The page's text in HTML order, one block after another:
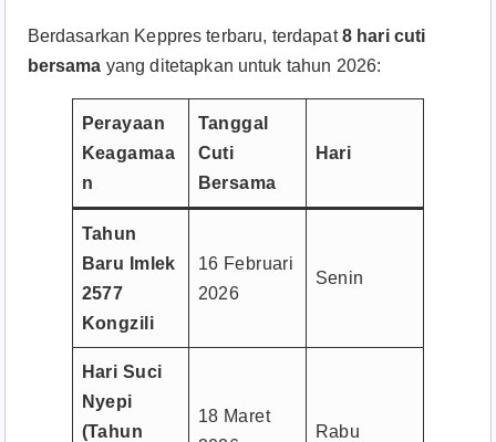
Berdasarkan Keppres terbaru, terdapat8 hari cuti
bersama yang ditetapkan untuk tahun 2026:
Perayaan
Keagamaa
n
Tanggal
Cuti
Bersama
Hari
Tahun
Baru Imlek
2577
Kongzili
16 Februari
2026
Senin
Hari Suci
Nyepi
(Tahun
18 Maret
Rabu